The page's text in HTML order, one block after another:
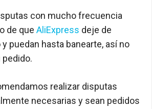
con mucho frecuencia
de que AliExpress deje de
puedan hasta banearte, así no
pedido.
realizar disputas
necesarias y sean pedidos